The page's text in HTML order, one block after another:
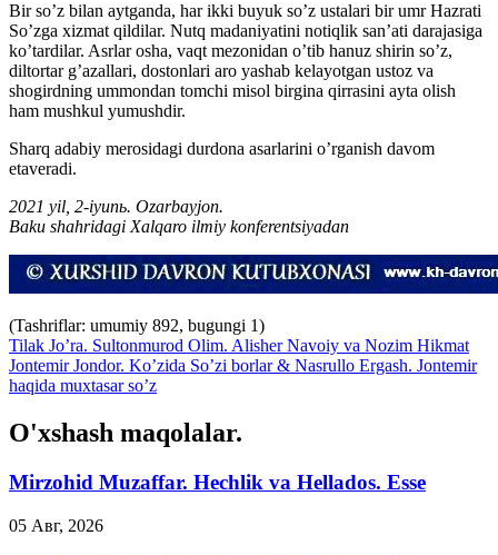
Bir so’z bilan aytganda, har ikki buyuk so’z ustalari bir umr Hazrati
So’zga xizmat qildilar. Nutq madaniyatini notiqlik san’ati darajasiga
ko’tardilar. Asrlar osha, vaqt mezonidan o’tib hanuz shirin so’z,
diltortar g’azallari, dostonlari aro yashab kelayotgan ustoz va
shogirdning ummondan tomchi misol birgina qirrasini ayta olish
ham mushkul yumushdir.
Sharq adabiy merosidagi durdona asarlarini o’rganish davom
etaveradi.
2021 yil, 2-iyunь. Ozarbayjon.
Baku shahridagi Xalqaro ilmiy konferentsiyadan
(Tashriflar: umumiy 892, bugungi 1)
Tilak Jo’ra. Sultonmurod Olim. Alisher Navoiy va Nozim Hikmat
Jontemir Jondor. Ko’zida So’zi borlar & Nasrullo Ergash. Jontemir
haqida muxtasar so’z
O'xshash maqolalar.
Mirzohid Muzaffar. Hechlik va Hellados. Esse
05 Авг, 2026